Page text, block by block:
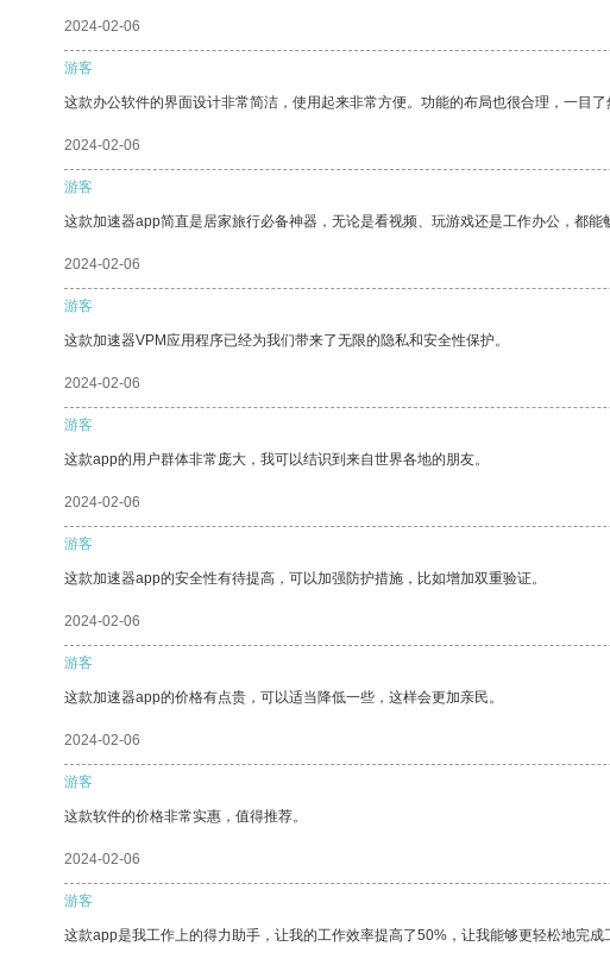
2024-02-06
游客
这款办公软件的界面设计非常简洁，使用起来非常方便。功能的布局也很合理，一目了
2024-02-06
游客
这款加速器app简直是居家旅行必备神器，无论是看视频、玩游戏还是工作办公，都
2024-02-06
游客
这款加速器VPM应用程序已经为我们带来了无限的隐私和安全性保护。
2024-02-06
游客
这款app的用户群体非常庞大，我可以结识到来自世界各地的朋友。
2024-02-06
游客
这款加速器app的安全性有待提高，可以加强防护措施，比如增加双重验证。
2024-02-06
游客
这款加速器app的价格有点贵，可以适当降低一些，这样会更加亲民。
2024-02-06
游客
这款软件的价格非常实惠，值得推荐。
2024-02-06
游客
这款app是我工作上的得力助手，让我的工作效率提高了50%，让我能够更轻松地完成